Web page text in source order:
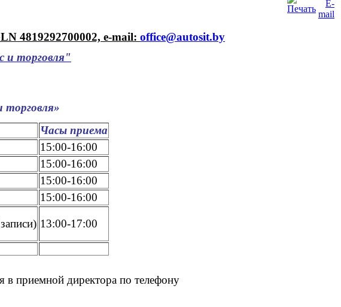
4819292700002, e-mail: office@autosit.by
и торговля"
Часы приема
15:00-16:00
15:00-16:00
15:00-16:00
15:00-16:00
13:00-17:00
в приемной директора по телефону